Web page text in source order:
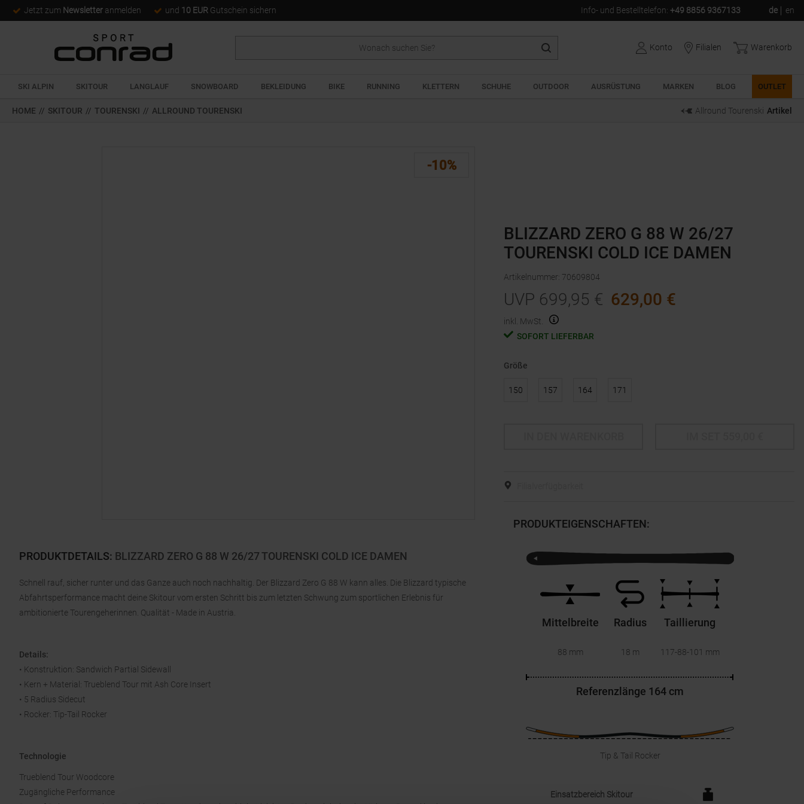
Jetzt zum Newsletter anmelden und 10 EUR Gutschein sichern Info- und Bestelltelefon: +49 8856 9367133 de en
Konto Filialen Warenkorb
SKI ALPIN SKITOUR LANGLAUF SNOWBOARD BEKLEIDUNG BIKE RUNNING KLETTERN SCHUHE OUTDOOR AUSRÜSTUNG MARKEN BLOG OUTLET
HOME // SKITOUR // TOURENSKI // ALLROUND TOURENSKI Allround Tourenski Artikel
-10%
PRODUKTDETAILS: BLIZZARD ZERO G 88 W 26/27 TOURENSKI COLD ICE DAMEN
Schnell rauf, sicher runter und das Ganze auch noch nachhaltig. Der Blizzard Zero G 88 W kann alles. Die Blizzard typische
Abfahrtsperformance macht deine Skitour vom ersten Schritt bis zum letzten Schwung zum sportlichen Erlebnis für
ambitionierte Tourengeherinnen. Qualität - Made in Austria.
Details:
• Konstruktion: Sandwich Partial Sidewall
• Kern + Material: Trueblend Tour mit Ash Core Insert
• 5 Radius Sidecut
• Rocker: Tip-Tail Rocker
Technologie
Trueblend Tour Woodcore
Zugängliche Performance
BLIZZARD ZERO G 88 W 26/27
TOURENSKI COLD ICE DAMEN
Artikelnummer: 70609804
UVP 699,95 € 629,00 €
inkl. MwSt.
SOFORT LIEFERBAR
Größe
150 157 164 171
PRODUKTEIGENSCHAFTEN:
Mittelbreite
88 mm
Radius
18 m
Taillierung
117-88-101 mm
Referenzlänge 164 cm
Tip & Tail Rocker
Einsatzbereich Skitour